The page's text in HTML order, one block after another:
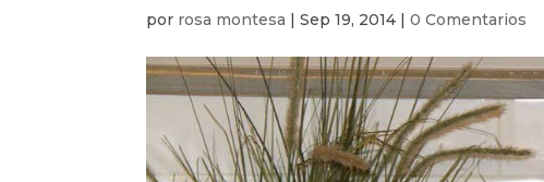
por rosa montesa |Sep 19, 2014 |0 Comentarios